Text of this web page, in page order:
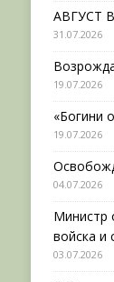
АВГУСТ
31.07.2026
19.07.2026
«Богини
19.07.2026
04.07.2026
Министр
войска и
03.07.2026